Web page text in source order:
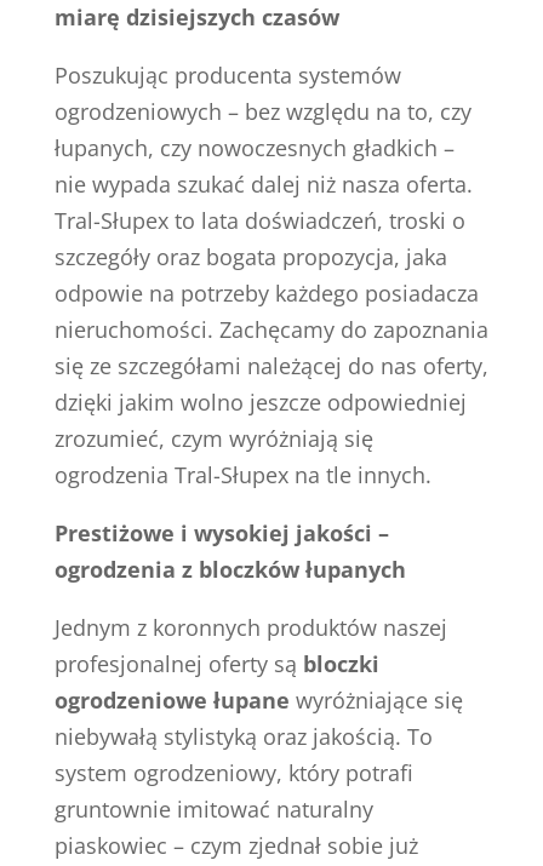
miarę dzisiejszych czasów
Poszukując producenta systemów
ogrodzeniowych – bez względu na to, czy
łupanych, czy nowoczesnych gładkich –
nie wypada szukać dalej niż nasza oferta.
Tral-Słupex to lata doświadczeń, troski o
szczegóły oraz bogata propozycja, jaka
odpowie na potrzeby każdego posiadacza
nieruchomości. Zachęcamy do zapoznania
się ze szczegółami należącej do nas oferty,
dzięki jakim wolno jeszcze odpowiedniej
zrozumieć, czym wyróżniają się
ogrodzenia Tral-Słupex na tle innych.
Prestiżowe i wysokiej jakości –
ogrodzenia z bloczków łupanych
Jednym z koronnych produktów naszej
profesjonalnej oferty są bloczki
ogrodzeniowe łupane wyróżniające się
niebywałą stylistyką oraz jakością. To
system ogrodzeniowy, który potrafi
gruntownie imitować naturalny
piaskowiec – czym zjednał sobie już